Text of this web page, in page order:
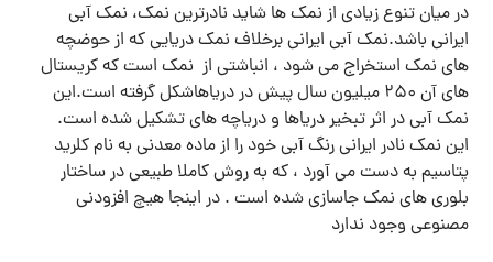
در میان تنوع زیادی از نمک ها شاید نادرترین نمک، نمک آبی
ایرانی باشد.نمک آبی ایرانی برخلاف نمک دریایی که از حوضچه
های نمک استخراج می شود ، انباشتی از نمک است که کریستال
های آن 250 میلیون سال پیش در دریاهاشکل گرفته است.این
نمک آبی در اثر تبخیر دریاها و دریاچه های تشکیل شده است.
این نمک نادر ایرانی رنگ آبی خود را از ماده معدنی به نام کلرید
پتاسیم به دست می آورد ، که به روش کاملا طبیعی در ساختار
بلوری های نمک جاسازی شده است . در اینجا هیچ افزودنی
مصنوعی وجود ندارد